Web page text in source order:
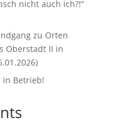
nicht auch ich?!“
zu Orten
Oberstadt II in
in Betrieb!